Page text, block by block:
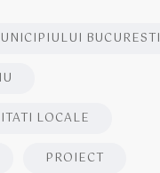
BUCURESTI
LOCALE
PROIECT